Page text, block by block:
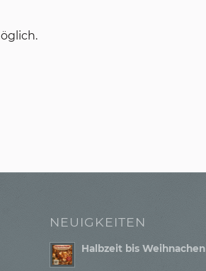
NEUIGKEITEN
Halbzeit bis Weihnachen